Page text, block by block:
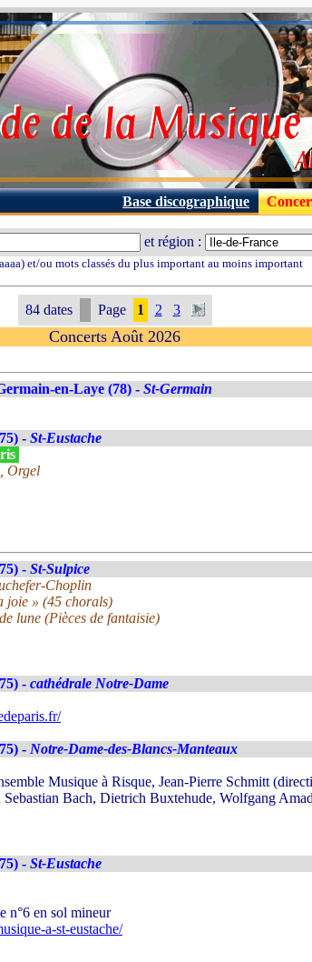
Base discographique
et région :
et/ou mots classés du plus important au moins important
84 dates Page 1 2 3
Concerts Août 2026
en-Laye (78) - St-Germain
- St-Eustache
Orgel
- St-Sulpice
Choplin
joie » (45 chorals)
lune (Pièces de fantaisie)
- cathédrale Notre-Dame
- Notre-Dame-des-Blancs-Manteaux
Musique à Risque, Jean-Pierre Schmitt
Sebastian Bach, Dietrich Buxtehude, Wolfgang
- St-Eustache
n°6 en sol mineur
a-st-eustache/